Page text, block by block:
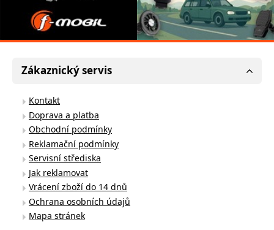
Zákaznický servis
Kontakt
Doprava a platba
Obchodní podmínky
Reklamační podmínky
Servisní střediska
Jak reklamovat
Vrácení zboží do 14 dnů
Ochrana osobních údajů
Mapa stránek